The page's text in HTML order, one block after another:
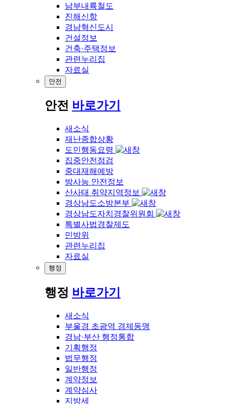
남부내륙철도
진해신항
경남혁신도시
건설정보
건축·주택정보
관련누리집
자료실
안전
안전 바로가기
새소식
재난종합상황
도민행동요령
집중안전점검
중대재해예방
방사능 안전정보
산사태 취약지역정보
경상남도소방본부
경상남도자치경찰위원회
특별사법경찰제도
민방위
관련누리집
자료실
행정
행정 바로가기
새소식
부울경 초광역 경제동맹
경남·부산 행정통합
기획행정
법무행정
일반행정
계약정보
계약심사
지방세